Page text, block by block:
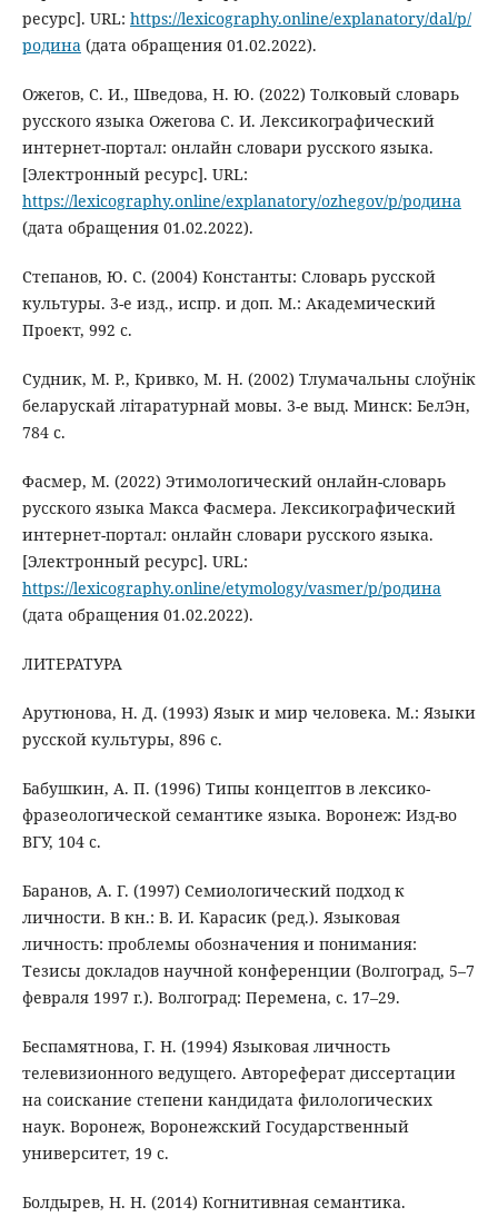
ресурс]. URL: https://lexicography.online/explanatory/dal/р/
родина(дата обращения 01.02.2022).
Ожегов, С. И., Шведова, Н. Ю. (2022) Толковый словарь
русского языка Ожегова С. И. Лексикографический
интернет-портал: онлайн словари русского языка.
[Электронный ресурс]. URL:
https://lexicography.online/explanatory/ozhegov/р/родина
(дата обращения 01.02.2022).
Степанов, Ю. С. (2004) Константы: Словарь русской
культуры. 3-е изд., испр. и доп. М.: Академический
Проект, 992 с.
Судник, М. Р., Кривко, М. Н. (2002) Тлумачальны слоўнiк
беларускай лiтаратурнай мовы. 3-е выд. Минск: БелЭн,
784 с.
Фасмер, М. (2022) Этимологический онлайн-словарь
русского языка Макса Фасмера. Лексикографический
интернет-портал: онлайн словари русского языка.
[Электронный ресурс]. URL:
https://lexicography.online/etymology/vasmer/р/родина
(дата обращения 01.02.2022).
ЛИТЕРАТУРА
Арутюнова, Н. Д. (1993) Язык и мир человека. М.: Языки
русской культуры, 896 с.
Бабушкин, А. П. (1996) Типы концептов в лексико-
фразеологической семантике языка. Воронеж: Изд-во
ВГУ, 104 с.
Баранов, А. Г. (1997) Семиологический подход к
личности. В кн.: В. И. Карасик (ред.). Языковая
личность: проблемы обозначения и понимания:
Тезисы докладов научной конференции (Волгоград, 5–7
февраля 1997 г.). Волгоград: Перемена, с. 17–29.
Беспамятнова, Г. Н. (1994) Языковая личность
телевизионного ведущего. Автореферат диссертации
на соискание степени кандидата филологических
наук. Воронеж, Воронежский Государственный
университет, 19 с.
Болдырев, Н. Н. (2014) Когнитивная семантика.